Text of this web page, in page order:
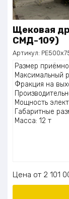
Щековая
СМД-109)
Артикул:
Размер
Максимальный
Фракция на
Мощность
Габаритные
Масса: 12 т
Цена 2 101